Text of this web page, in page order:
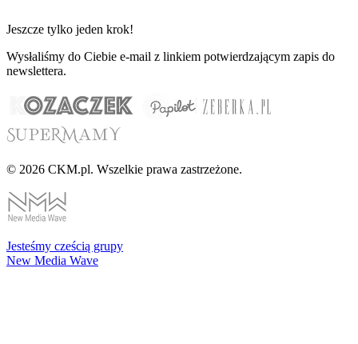
Jeszcze tylko jeden krok!
Wysłaliśmy do Ciebie e-mail z linkiem potwierdzającym zapis do
newslettera.
© 2026 CKM.pl. Wszelkie prawa zastrzeżone.
Jesteśmy cześcią grupy
New Media Wave